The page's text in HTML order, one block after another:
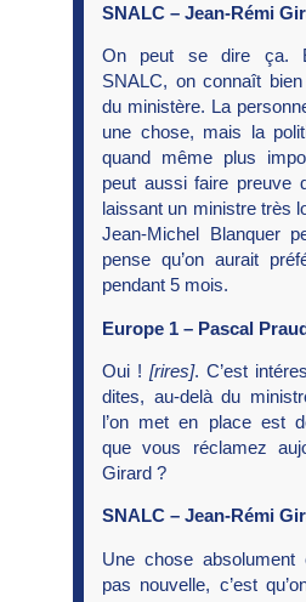
SNALC – Jean-Rémi
On peut se dire ça.
SNALC, on connaît
du ministère. La
une chose, mais la
quand même plus
peut aussi faire preuve
laissant un ministre très
Jean-Michel Blanquer
pense qu’on aurait
pendant 5 mois.
Europe 1 – Pascal
Oui ! [rires]. C’est
dites, au-delà du
l’on met en place est
que vous réclamez
Girard ?
SNALC – Jean-Rémi
Une chose absolument
pas nouvelle, c’est